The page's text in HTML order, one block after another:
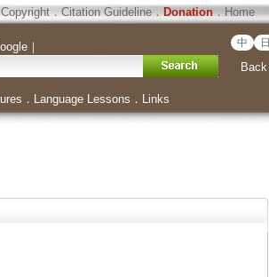
Copyright．Citation Guideline．Donation．Home
｜ 中 日
Back
． Language Lessons ． Links